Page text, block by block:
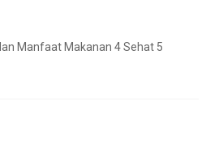
Manfaat Makanan 4 Sehat 5